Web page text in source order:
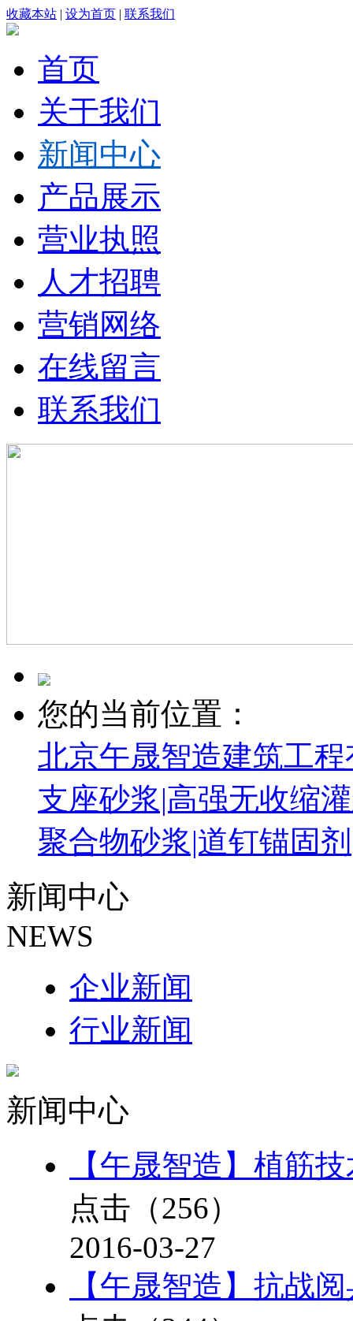
收藏本站 | 设为首页 | 联系我们
首页
关于我们
新闻中心
产品展示
营业执照
人才招聘
营销网络
在线留言
联系我们
您的当前位置：
北京午晟智造建筑工
支座砂浆|高强无收缩
聚合物砂浆|道钉锚固剂
新闻中心
NEWS
企业新闻
行业新闻
新闻中心
【午晟智造】植筋
点击（256）
2016-03-27
【午晟智造】抗战